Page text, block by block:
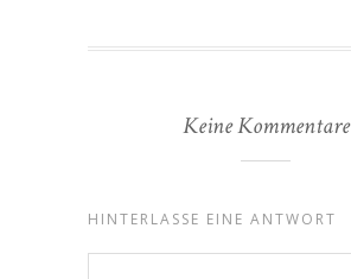
Keine Kommentare
HINTERLASSE EINE ANTWORT